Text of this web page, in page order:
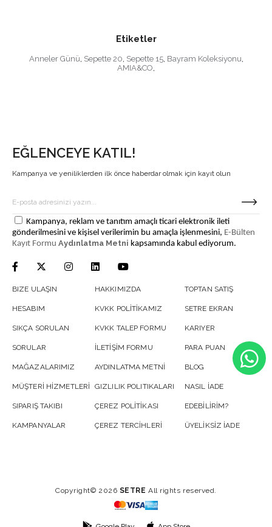
Etiketler
Anneler Günü, Sepette 20, Sepette 15, Bayram Koleksiyonu,
AMIA&CO,
EĞLENCEYE KATIL!
Kampanya ve yeniliklerden ilk önce haberdar olmak için kayıt olun
Kampanya, reklam ve tanıtım amaçlı ticari elektronik ileti
gönderilmesini ve kişisel verilerimin bu amaçla işlenmesini, E-Bülten
Kayıt Formu Aydınlatma Metni kapsamında kabul ediyorum.
BIZE ULAŞIN
HESABIM
SIKÇA SORULAN
SORULAR
MAĞAZALARIMIZ
MÜŞTERİ HİZMETLERİ
SIPARIŞ TAKIBI
KAMPANYALAR
HAKKIMIZDA
KVKK POLİTİKAMIZ
KVKK TALEP FORMU
İLETİŞİM FORMU
AYDINLATMA METNİ
GIZLILIK POLITIKALARI
ÇEREZ POLİTİKASI
ÇEREZ TERCİHLERİ
TOPTAN SATIŞ
SETRE EKRAN
KARIYER
PARA PUAN
BLOG
NASIL İADE
EDEBİLİRİM?
ÜYELİKSİZ İADE
Copyright© 2026 SETRE All rights reserved.